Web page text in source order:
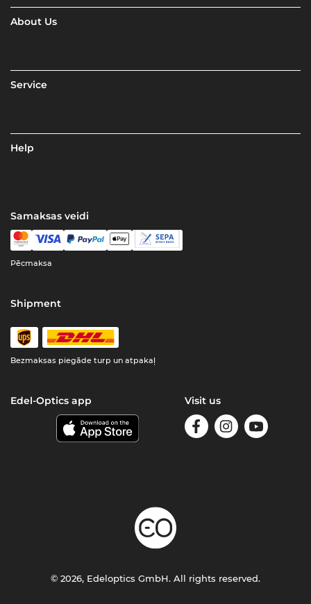
About Us
Service
Help
Samaksas veidi
Pēcmaksa
Shipment
Bezmaksas piegāde turp un atpakaļ
Edel-Optics app Visit us
© 2026, Edeloptics GmbH. All rights reserved.